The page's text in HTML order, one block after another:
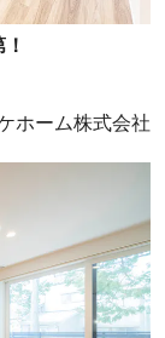
ホーム株式会社